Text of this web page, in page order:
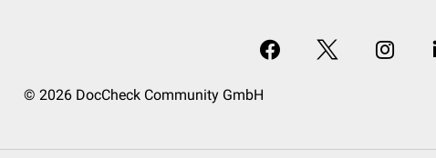
© 2026 DocCheck Community GmbH